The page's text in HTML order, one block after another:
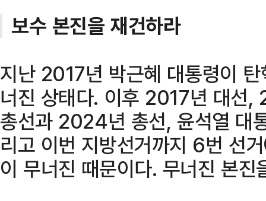
보수 본진을 재건하라
지난 2017년 박근혜 대통령이
너진 상태다. 이후 2017년 대선
총선과 2024년 총선, 윤석열 대
리고 이번 지방선거까지 6번 선
이 무너진 때문이다. 무너진 본